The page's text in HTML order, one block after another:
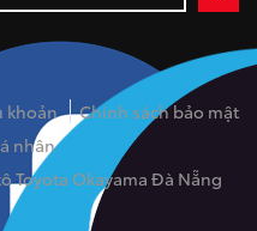
khoản
Chính sách bảo mật
nhân
Toyota Okayama Đà Nẵng